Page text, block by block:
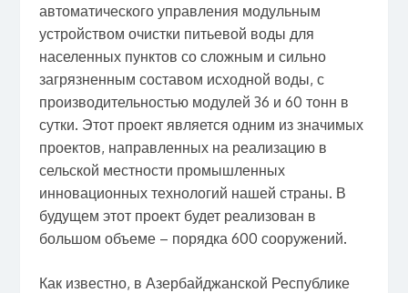
автоматического управления модульным
устройством очистки питьевой воды для
населенных пунктов со сложным и сильно
загрязненным составом исходной воды, с
производительностью модулей 36 и 60 тонн в
сутки. Этот проект является одним из значимых
проектов, направленных на реализацию в
сельской местности промышленных
инновационных технологий нашей страны. В
будущем этот проект будет реализован в
большом объеме – порядка 600 сооружений.
Как известно, в Азербайджанской Республике